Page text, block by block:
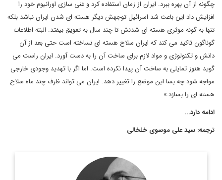
چگونه از آن بهره ببرد. ایران از زمان استفاده کرد و غنی سازی اورانیوم خود را
افزایش داد این باعث شد اسرائیل توجهش دیگر هسته ای شدن ایران نباشد بلکه
تنها به گونه موثری هسته ای شدنش تا چند سال به تعویق بیفتد. البته اطلاعات
گوناگون تاکید می کند که ایران سلاح هسته ای نساخته است حتی بعد از آن
دانش و تکنولوژی و مواد لازم برای ساخت آن را به دست آورد. ایران راست می
گوید هنوز تمایلی به ساخت آن پیدا نکرده است. اما اگر با تهدید وجودی خارجی
مواجه شود چه بسا این موضع را تغییر دهد. ایران می تواند ظرف چند ماه سلاح
هسته ای را بسازد.»
ادامه دارد...
ترجمه: سید علی موسوی خلخالی
سركيس نعوم، نويسنده و روزنامه نگار مشهور لبناني ويكي از ستون